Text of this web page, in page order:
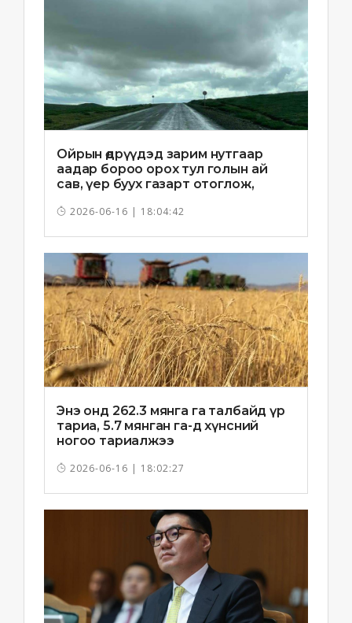
Ойрын өдрүүдэд зарим нутгаар
аадар бороо орох тул голын ай
сав, үер буух газарт отоглож,
2026-06-16 | 18:04:42
Энэ онд 262.3 мянга га талбайд үр
тариа, 5.7 мянган га-д хүнсний
ногоо тариалжээ
2026-06-16 | 18:02:27